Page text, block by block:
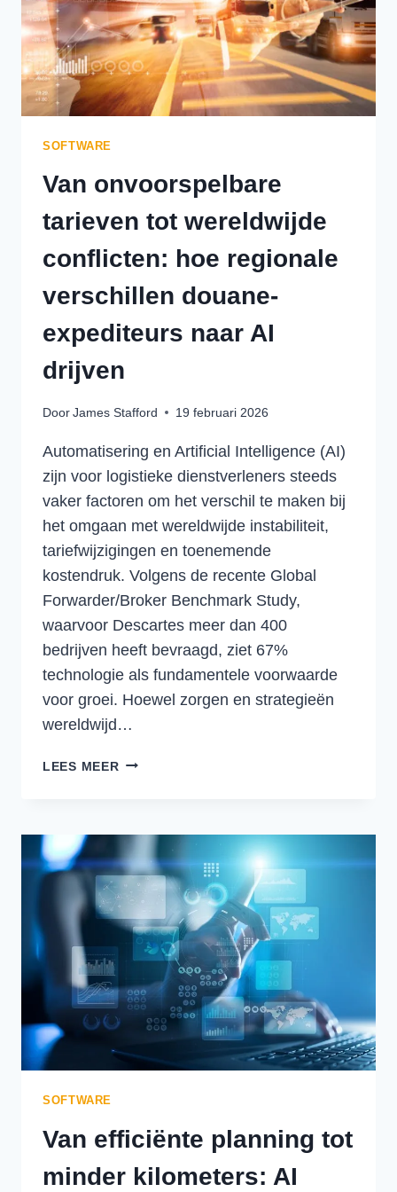
SOFTWARE
Van onvoorspelbare
tarieven tot wereldwijde
conflicten: hoe regionale
verschillen douane-
expediteurs naar AI
drijven
DoorJames Stafford 19 februari 2026
Automatisering en Artificial Intelligence (AI)
zijn voor logistieke dienstverleners steeds
vaker factoren om het verschil te maken bij
het omgaan met wereldwijde instabiliteit,
tariefwijzigingen en toenemende
kostendruk. Volgens de recente Global
Forwarder/Broker Benchmark Study,
waarvoor Descartes meer dan 400
bedrijven heeft bevraagd, ziet 67%
technologie als fundamentele voorwaarde
voor groei. Hoewel zorgen en strategieën
wereldwijd…
LEES MEERVAN
CONFLICTEN:
HOE
REGIONALE
VERSCHILLEN
DOUANE-
EXPEDITEURS
NAAR
AI
DRIJVEN
SOFTWARE
Van efficiënte planning tot
minder kilometers: AI